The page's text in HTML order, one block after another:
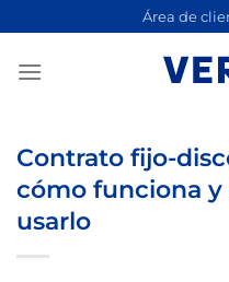
contenido
Área de
Contrato fijo-
cómo funciona
usarlo